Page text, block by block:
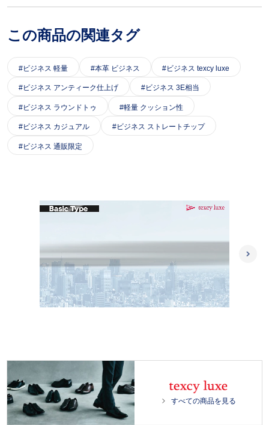
この商品の関連タグ
ビジネス 軽量 本革 ビジネス ビジネス texcy luxe
ビジネス アンティーク仕上げ ビジネス 3E相当
ビジネス ラウンドトゥ 軽量 クッション性
ビジネス カジュアル ビジネス ストレートチップ
ビジネス 通販限定
U
/
L
o
a
.
0
0
すべての商品を見る